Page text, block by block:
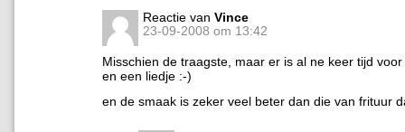
Reactie van Vince
23-09-2008 om 13:42
Misschien de traagste, maar er is al ne keer tijd
en een liedje :-)
en de smaak is zeker veel beter dan die van frituur